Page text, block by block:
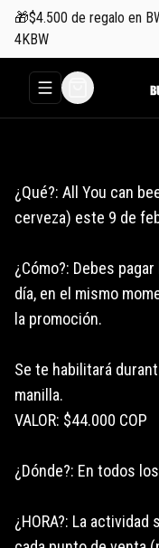
🎁$4.500 de regalo en
4KBW
Abrir menu de
¿Qué?: All You can
cerveza) este 9 de
¿Cómo?: Debes
día, en el mismo
la promoción.
Se te habilitará
manilla.
VALOR: $44.000 COP
¿Dónde?: En todos
¿HORA?: La